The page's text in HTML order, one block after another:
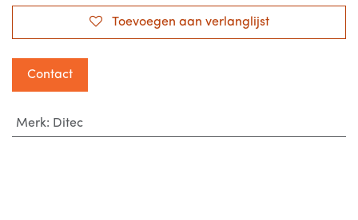
Toevoegen aan verlanglijst
Contact
Merk: Ditec